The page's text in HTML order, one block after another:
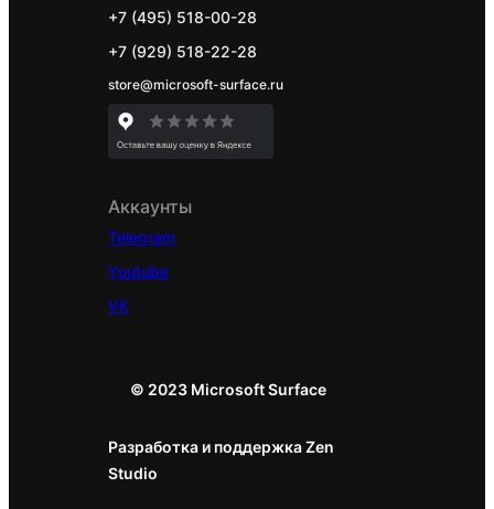
+7 (495) 518-00-28
+7 (929) 518-22-28
store@microsoft-surface.ru
Аккаунты
Telegram
Youtube
VK
© 2023 Microsoft Surface
Разработка и поддержка Zen
Studio